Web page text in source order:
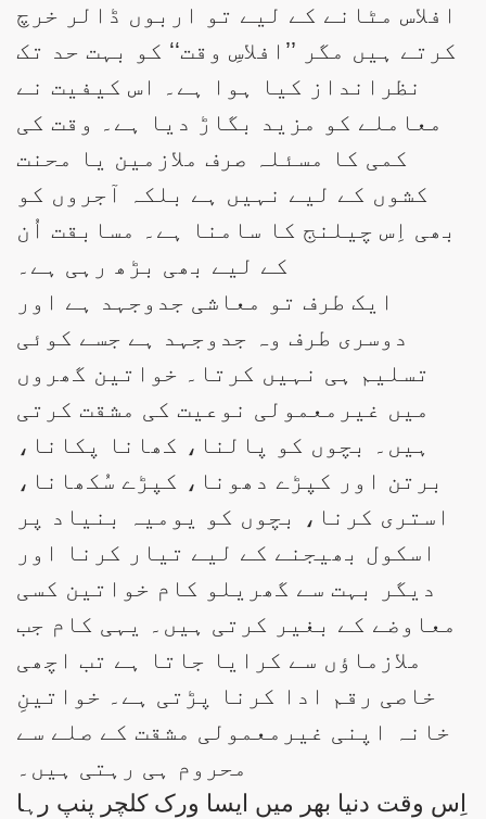
افلاس مٹانے کے لیے تو اربوں ڈالر خرچ
کرتے ہیں مگر ’’افلاسِ وقت‘‘ کو بہت حد تک
نظرانداز کیا ہوا ہے۔ اس کیفیت نے
معاملے کو مزید بگاڑ دیا ہے۔ وقت کی
کمی کا مسئلہ صرف ملازمین یا محنت
کشوں کے لیے نہیں ہے بلکہ آجروں کو
بھی اِس چیلنج کا سامنا ہے۔ مسابقت اُن
کے لیے بھی بڑھ رہی ہے۔
ایک طرف تو معاشی جدوجہد ہے اور
دوسری طرف وہ جدوجہد ہے جسے کوئی
تسلیم ہی نہیں کرتا۔ خواتین گھروں
میں غیرمعمولی نوعیت کی مشقت کرتی
ہیں۔ بچوں کو پالنا، کھانا پکانا،
برتن اور کپڑے دھونا، کپڑے سُکھانا،
استری کرنا، بچوں کو یومیہ بنیاد پر
اسکول بھیجنے کے لیے تیار کرنا اور
دیگر بہت سے گھریلو کام خواتین کسی
معاوضے کے بغیر کرتی ہیں۔ یہی کام جب
ملازماؤں سے کرایا جاتا ہے تب اچھی
خاصی رقم ادا کرنا پڑتی ہے۔ خواتینِ
خانہ اپنی غیرمعمولی مشقت کے صلے سے
محروم ہی رہتی ہیں۔
اِس وقت دنیا بھر میں ایسا ورک کلچر پنپ رہا